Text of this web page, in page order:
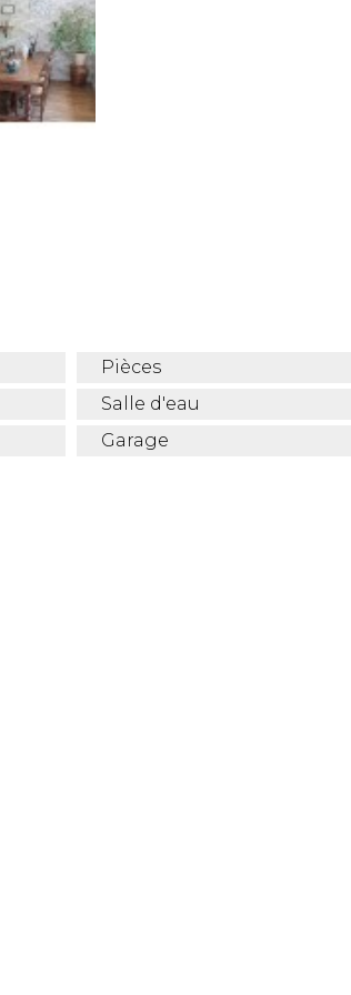
Pièces
Salle d'eau
Garage